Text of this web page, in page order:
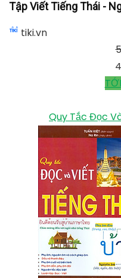
Tập Viết Tiếng Thái -
tiki.vn
Quy Tắc Đọc